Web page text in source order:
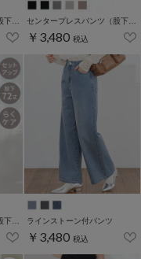
センタープレスパンツ（股下６３ｃｍ） センタープレスパンツ（股下６６ｃｍ）
￥3,480 税込
ラインストーン付パンツ
￥3,480 税込